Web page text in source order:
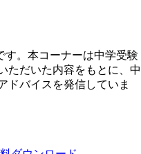
す。本コーナーは中学受験
ただいた内容をもとに、中
ドバイスを発信していま